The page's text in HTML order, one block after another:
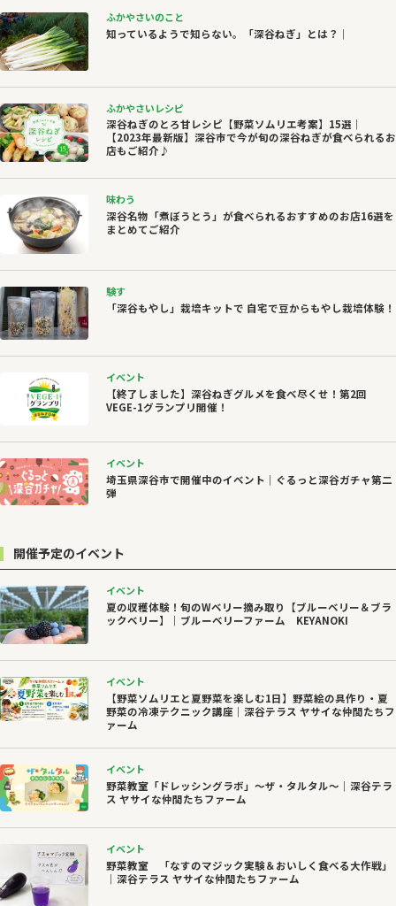
ふかやさいのこと
知っているようで知らない。「深谷ねぎ」とは？｜
ふかやさいレシピ
深谷ねぎのとろ甘レシピ【野菜ソムリエ考案】15選｜
【2023年最新版】深谷市で今が旬の深谷ねぎが食べられるお
店もご紹介♪
味わう
深谷名物「煮ぼうとう」が食べられるおすすめのお店16選を
まとめてご紹介
験す
「深谷もやし」栽培キットで 自宅で豆からもやし栽培体験！
イベント
【終了しました】深谷ねぎグルメを食べ尽くせ！第2回
VEGE-1グランプリ開催！
イベント
埼玉県深谷市で開催中のイベント｜ぐるっと深谷ガチャ第二
弾
開催予定のイベント
イベント
夏の収穫体験！旬のWベリー摘み取り【ブルーベリー＆ブラ
ックベリー】｜ブルーベリーファーム KEYANOKI
イベント
【野菜ソムリエと夏野菜を楽しむ1日】野菜絵の具作り・夏
野菜の冷凍テクニック講座｜深谷テラス ヤサイな仲間たちフ
ァーム
イベント
野菜教室「ドレッシングラボ」～ザ・タルタル～｜深谷テラ
ス ヤサイな仲間たちファーム
イベント
野菜教室 「なすのマジック実験＆おいしく食べる大作戦」
｜深谷テラス ヤサイな仲間たちファーム